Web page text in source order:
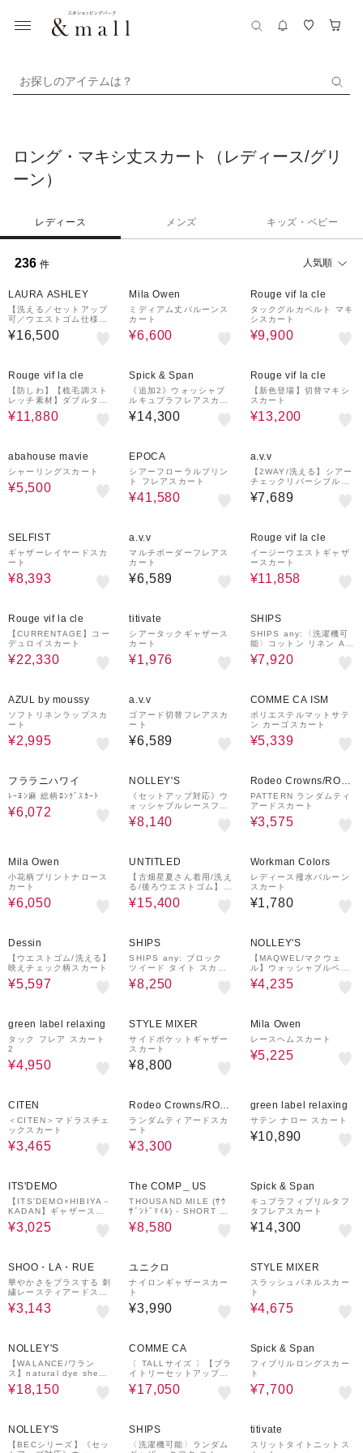
お探しのアイテムは？
ロング・マキシ丈スカート（レディース/グリ
ーン）
レディース メンズ キッズ・ベビー
236 件 人気順
LAURA ASHLEY
【洗える／セットアップ
可／ウエストゴム仕様】
トワル ディライト柄スカ
ート
¥16,500
Mila Owen
ミディアム丈バルーンス
カート
¥6,600
Rouge vif la cle
タックグルカベルト マキ
シスカート
¥9,900
Rouge vif la cle
【防しわ】【梳毛調スト
レッチ素材】ダブルタッ
クフロントスリットタイ
トスカート
¥11,880
Spick & Span
《追加2》ウォッシャブ
ルキュプラフレアスカー
ト
¥14,300
Rouge vif la cle
【新色登場】切替マキシ
スカート
¥13,200
abahouse mavie
シャーリングスカート
¥5,500
EPOCA
シアーフローラルプリン
ト フレアスカート
¥41,580
a.v.v
【2WAY/洗える】シアー
チェックリバーシブルス
カート
¥7,689
SELFIST
ギャザーレイヤードスカ
ート
¥8,393
a.v.v
マルチボーダーフレアス
カート
¥6,589
Rouge vif la cle
イージーウエストギャザ
ースカート
¥11,858
Rouge vif la cle
【CURRENTAGE】コー
デュロイスカート
¥22,330
titivate
シアータックギャザース
カート
¥1,976
SHIPS
SHIPS any:〈洗濯機可
能〉コットン リネン Aラ
イン ラップ スカート
¥7,920
AZUL by moussy
ソフトリネンラップスカ
ート
¥2,995
a.v.v
ゴアード切替フレアスカ
ート
¥6,589
COMME CA ISM
ポリエステルマットサテ
ン カーゴスカート
¥5,339
フララニハワイ
ﾚｰﾖﾝ麻 総柄ﾛﾝｸﾞｽｶｰﾄ
¥6,072
NOLLEY'S
《セットアップ対応》ウ
ォッシャブルレースフレ
アスカート
¥8,140
Rodeo Crowns/ROD
EO CROWNS WIDE
BOWL
PATTERN ランダムティ
アードスカート
¥3,575
Mila Owen
小花柄プリントナロース
カート
¥6,050
UNTITLED
【古畑星夏さん着用/洗え
る/後ろウエストゴム】ス
クエアメッシュスカート
¥15,400
Workman Colors
レディース撥水バルーン
スカート
¥1,780
Dessin
【ウエストゴム/洗える】
映えチェック柄スカート
¥5,597
SHIPS
SHIPS any: ブロック
ツイード タイト スカー
ト
¥8,250
NOLLEY'S
【MAQWEL/マクウェ
ル】ウォッシャブルベロ
アロングスカート
¥4,235
green label relaxing
タック フレア スカート
2
¥4,950
STYLE MIXER
サイドポケットギャザー
スカート
¥8,800
Mila Owen
レースヘムスカート
¥5,225
CITEN
＜CITEN＞マドラスチェ
ックスカート
¥3,465
Rodeo Crowns/ROD
EO CROWNS WIDE
BOWL
ランダムティアードスカ
ート
¥3,300
green label relaxing
サテン ナロー スカート
¥10,890
ITS'DEMO
【ITS’DEMO×HIBIYA－
KADAN】ギャザースカ
ート
¥3,025
The COMP＿US
THOUSAND MILE (ｻｳ
ｻﾞﾝﾄﾞﾏｲﾙ) - SHORT SL
EEVE T-SHIRT & SKIR
T SET (ｼｮｰﾄｽﾘｰﾌﾞTｼｬﾂ
¥8,580
Spick & Span
キュプラフィブリルタフ
タフレアスカート
¥14,300
SHOO・LA・RUE
華やかさをプラスする 刺
繍レースティアードスカ
ート
¥3,143
ユニクロ
ナイロンギャザースカー
ト
¥3,990
STYLE MIXER
スラッシュパネルスカー
ト
¥4,675
NOLLEY'S
【WALANCE/ワラン
ス】natural dye sheer
cotton check flare ス
カート
¥18,150
COMME CA
〔 TALLサイズ 〕【ブラ
イトリーセットアップ】
ソフトチュール×オーガ
ンジートリコット広幅 ス
¥17,050
Spick & Span
フィブリルロングスカー
ト
¥7,700
NOLLEY'S
【BECシリーズ】《セッ
SHIPS
〈洗濯機可能〉ランダム
titivate
スリットタイトニットス